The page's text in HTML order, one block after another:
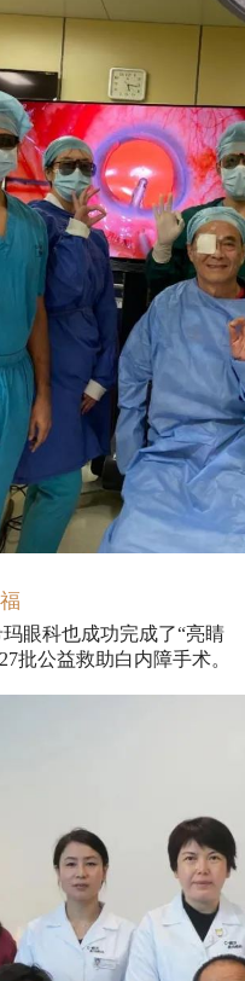
眼科也成功完成了“亮睛
批公益救助白内障手术。